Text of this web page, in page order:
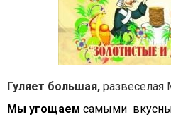
Гуляет большая, развеселая
Мы угощаем самыми